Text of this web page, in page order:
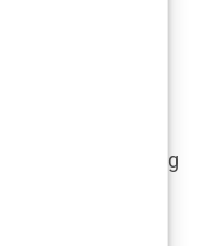
korištenja
za gubitak
otvaraju
tehnike. Lipofiling
To je
omogućuje